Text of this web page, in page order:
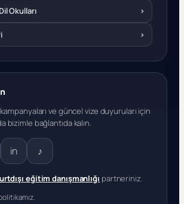
Okulları ›
›
ve güncel vize duyuruları için
bizimle bağlantıda kalın.
in ♪
eğitim danışmanlığı partneriniz.